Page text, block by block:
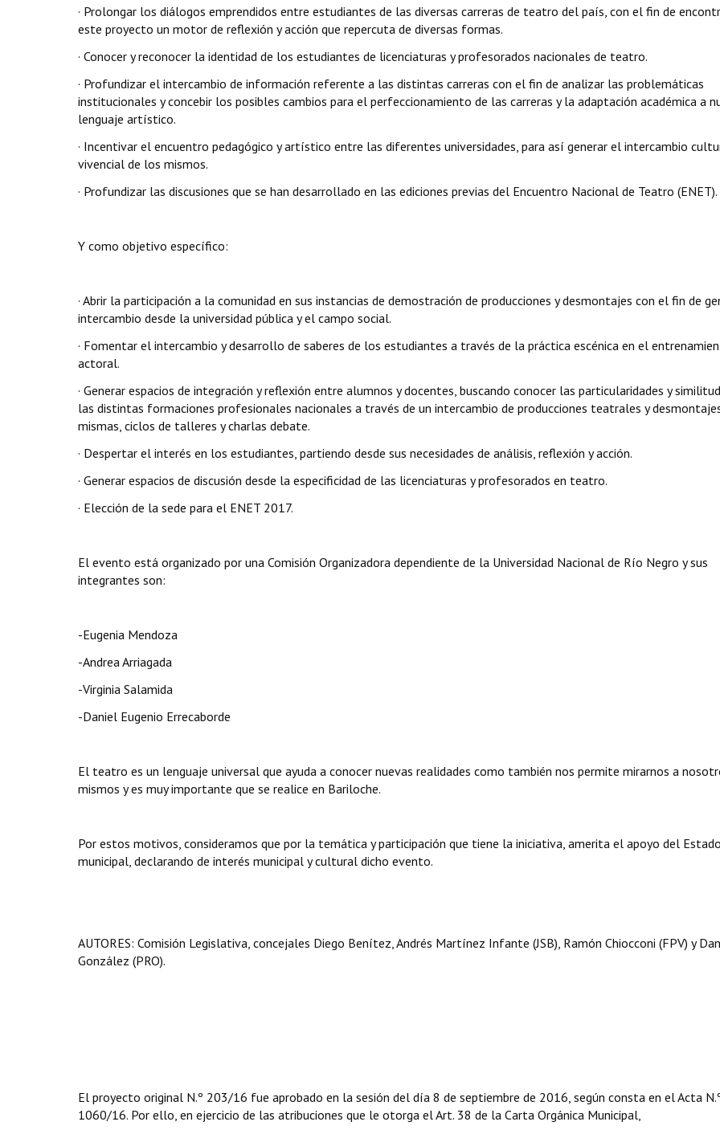
· Prolongar los diálogos emprendidos entre estudiantes de las diversas carreras de teatro del país, con el fin de
este proyecto un motor de reflexión y acción que repercuta de diversas formas.
· Conocer y reconocer la identidad de los estudiantes de licenciaturas y profesorados nacionales de teatro.
· Profundizar el intercambio de información referente a las distintas carreras con el fin de analizar las problemáticas
institucionales y concebir los posibles cambios para el perfeccionamiento de las carreras y la adaptación académica a
lenguaje artístico.
· Incentivar el encuentro pedagógico y artístico entre las diferentes universidades, para así generar el intercambio
vivencial de los mismos.
· Profundizar las discusiones que se han desarrollado en las ediciones previas del Encuentro Nacional de Teatro (ENET).
Y como objetivo específico:
· Abrir la participación a la comunidad en sus instancias de demostración de producciones y desmontajes con el fin de
intercambio desde la universidad pública y el campo social.
· Fomentar el intercambio y desarrollo de saberes de los estudiantes a través de la práctica escénica en el
actoral.
· Generar espacios de integración y reflexión entre alumnos y docentes, buscando conocer las particularidades y
las distintas formaciones profesionales nacionales a través de un intercambio de producciones teatrales y
mismas, ciclos de talleres y charlas debate.
· Despertar el interés en los estudiantes, partiendo desde sus necesidades de análisis, reflexión y acción.
· Generar espacios de discusión desde la especificidad de las licenciaturas y profesorados en teatro.
· Elección de la sede para el ENET 2017.
El evento está organizado por una Comisión Organizadora dependiente de la Universidad Nacional de Río Negro y sus
integrantes son:
-Eugenia Mendoza
-Andrea Arriagada
-Virginia Salamida
-Daniel Eugenio Errecaborde
El teatro es un lenguaje universal que ayuda a conocer nuevas realidades como también nos permite mirarnos a
mismos y es muy importante que se realice en Bariloche.
Por estos motivos, consideramos que por la temática y participación que tiene la iniciativa, amerita el apoyo del
municipal, declarando de interés municipal y cultural dicho evento.
AUTORES: Comisión Legislativa, concejales Diego Benítez, Andrés Martínez Infante (JSB), Ramón Chiocconi (FPV) y
González (PRO).
El proyecto original N.º 203/16 fue aprobado en la sesión del día 8 de septiembre de 2016, según consta en el Acta
1060/16. Por ello, en ejercicio de las atribuciones que le otorga el Art. 38 de la Carta Orgánica Municipal,